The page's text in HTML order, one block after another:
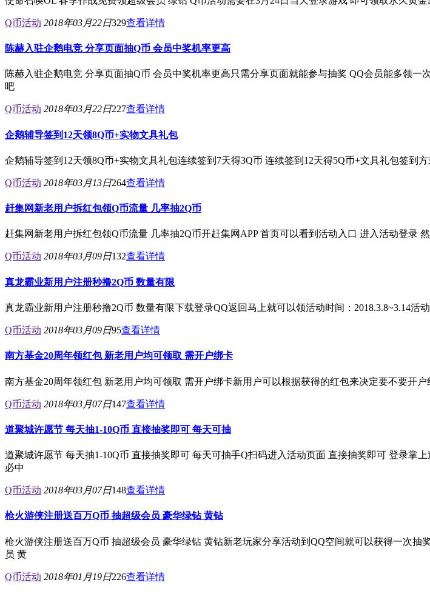
Q币活动 2018年03月22日329查看详情
陈赫入驻企鹅电竞 分享页面抽Q币 会员中奖机率更高
陈赫入驻企鹅电竞 分享页面抽Q币 会员中奖机率更高只需分享页面就能参与抽奖 QQ会员能多领
吧
Q币活动 2018年03月22日227查看详情
企鹅辅导签到12天领8Q币+实物文具礼包
企鹅辅导签到12天领8Q币+实物文具礼包连续签到7天得3Q币 连续签到12天得5Q币+文具礼包签
Q币活动 2018年03月13日264查看详情
赶集网新老用户拆红包领Q币流量 几率抽2Q币
赶集网新老用户拆红包领Q币流量 几率抽2Q币开赶集网APP 首页可以看到活动入口 进入活动登
Q币活动 2018年03月09日132查看详情
真龙霸业新用户注册秒撸2Q币 数量有限
真龙霸业新用户注册秒撸2Q币 数量有限下载登录QQ返回马上就可以领活动时间：2018.3.8~3.14活动
Q币活动 2018年03月09日95查看详情
南方基金20周年领红包 新老用户均可领取 需开户绑卡
南方基金20周年领红包 新老用户均可领取 需开户绑卡新用户可以根据获得的红包来决定要不要开
Q币活动 2018年03月07日147查看详情
道聚城许愿节 每天抽1-10Q币 直接抽奖即可 每天可抽
道聚城许愿节 每天抽1-10Q币 直接抽奖即可 每天可抽手Q扫码进入活动页面 直接抽奖即可 登录掌
必中
Q币活动 2018年03月07日148查看详情
枪火游侠注册送百万Q币 抽超级会员 豪华绿钻 黄钻
枪火游侠注册送百万Q币 抽超级会员 豪华绿钻 黄钻新老玩家分享活动到QQ空间就可以获得一次
员 黄
Q币活动 2018年01月19日226查看详情